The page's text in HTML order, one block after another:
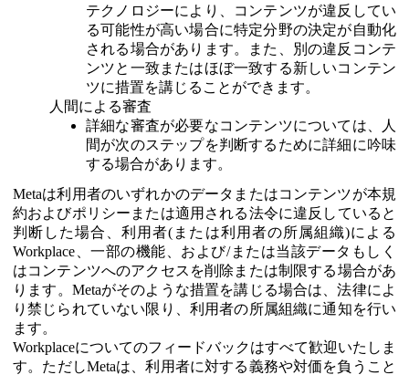
テクノロジーにより、コンテンツが違反してい
る可能性が高い場合に特定分野の決定が自動化
される場合があります。また、別の違反コンテ
ンツと一致またはほぼ一致する新しいコンテン
ツに措置を講じることができます。
人間による審査
詳細な審査が必要なコンテンツについては、人
間が次のステップを判断するために詳細に吟味
する場合があります。
Metaは利用者のいずれかのデータまたはコンテンツが本規
約およびポリシーまたは適用される法令に違反していると
判断した場合、利用者(または利用者の所属組織)による
Workplace、一部の機能、および/または当該データもしく
はコンテンツへのアクセスを削除または制限する場合があ
ります。Metaがそのような措置を講じる場合は、法律によ
り禁じられていない限り、利用者の所属組織に通知を行い
ます。
Workplaceについてのフィードバックはすべて歓迎いたしま
す。ただしMetaは、利用者に対する義務や対価を負うこと